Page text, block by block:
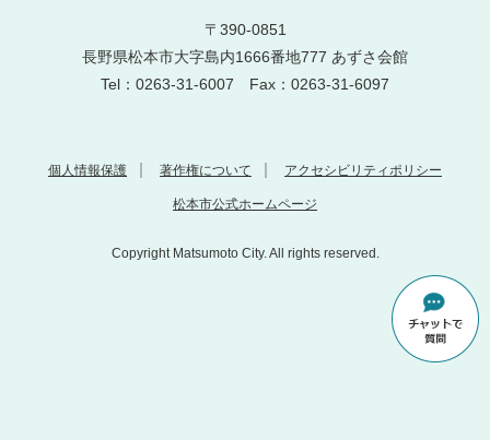
〒390-0851
長野県松本市大字島内1666番地777 あずさ会館
Tel：0263-31-6007 Fax：0263-31-6097
個人情報保護 著作権について アクセシビリティポリシー
松本市公式ホームページ
Copyright Matsumoto City. All rights reserved.